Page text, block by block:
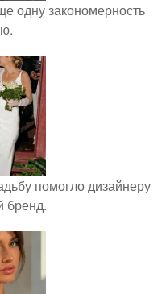
одну закономерность
помогло дизайнеру
бренд.